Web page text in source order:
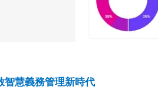
慧義務管理新時代